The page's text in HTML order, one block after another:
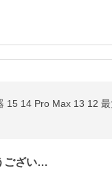
15 14 Pro Max 13 12
ござい…